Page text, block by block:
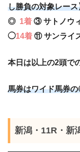
し勝負の対象レース
◎ 1着 ③ サトノウ
◯14着 ⑪ サンライ
本日は以上の2頭で
馬券はワイド馬券
新潟・11R・新